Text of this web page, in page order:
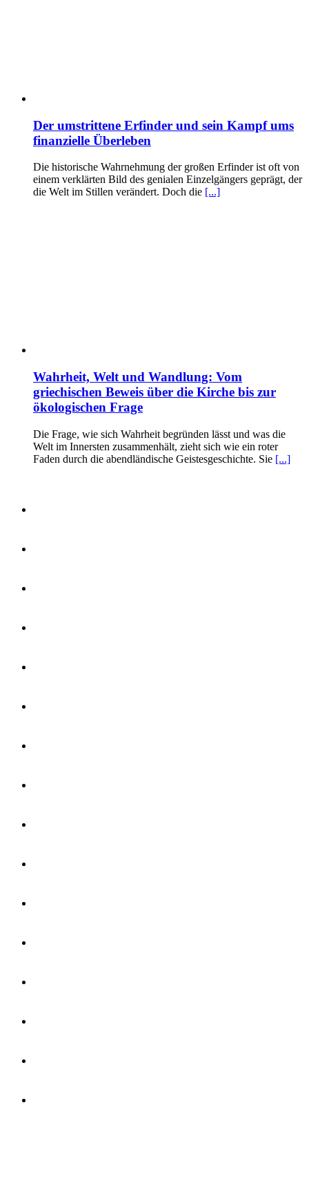
Der umstrittene Erfinder und sein Kampf ums
finanzielle Überleben
Die historische Wahrnehmung der großen Erfinder ist oft von
einem verklärten Bild des genialen Einzelgängers geprägt, der
die Welt im Stillen verändert. Doch die [...]
Wahrheit, Welt und Wandlung: Vom
griechischen Beweis über die Kirche bis zur
ökologischen Frage
Die Frage, wie sich Wahrheit begründen lässt und was die
Welt im Innersten zusammenhält, zieht sich wie ein roter
Faden durch die abendländische Geistesgeschichte. Sie [...]